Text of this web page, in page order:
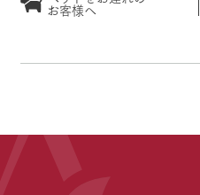
お客様へ